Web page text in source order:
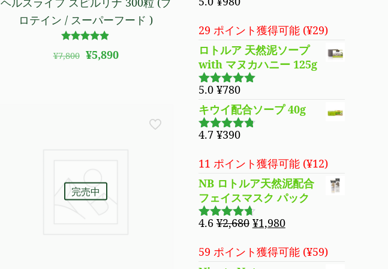
ロテイン / スーパーフード )
5段階で
4.79
¥7,800 元
¥5,890現
完売中
5段階で
29 ポイント獲得可能 (¥29)
ロトルア 天然泥ソープ
with マヌカハニー 125g
5段階で
5.00の評価
5.0 ¥780
キウイ配合ソープ 40g
5段階で
価
4.7 ¥390
11 ポイント獲得可能 (¥12)
NB ロトルア天然泥配合
フェイスマスク パック
5段階で
価
4.6 ¥2,680 元
価
格
¥1,980現
の
59 ポイント獲得可能 (¥59)